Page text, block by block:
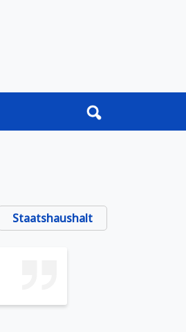
Staatshaushalt